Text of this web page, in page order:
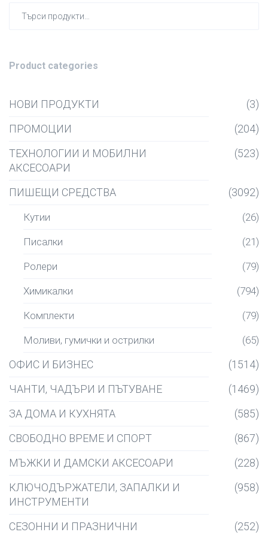
Product categories
НОВИ ПРОДУКТИ
(3)
ПРОМОЦИИ
(204)
ТЕХНОЛОГИИ И МОБИЛНИ
АКСЕСОАРИ
(523)
ПИШЕЩИ СРЕДСТВА (3092)
Кутии (26)
Писалки (21)
Ролери (79)
Химикалки (794)
Комплекти (79)
Моливи, гумички и острилки (65)
ОФИС И БИЗНЕС
(1514)
ЧАНТИ, ЧАДЪРИ И ПЪТУВАНЕ
(1469)
ЗА ДОМА И КУХНЯТА
(585)
СВОБОДНО ВРЕМЕ И СПОРТ
(867)
МЪЖКИ И ДАМСКИ АКСЕСОАРИ
(228)
КЛЮЧОДЪРЖАТЕЛИ, ЗАПАЛКИ И
ИНСТРУМЕНТИ
(958)
СЕЗОННИ И ПРАЗНИЧНИ
(252)